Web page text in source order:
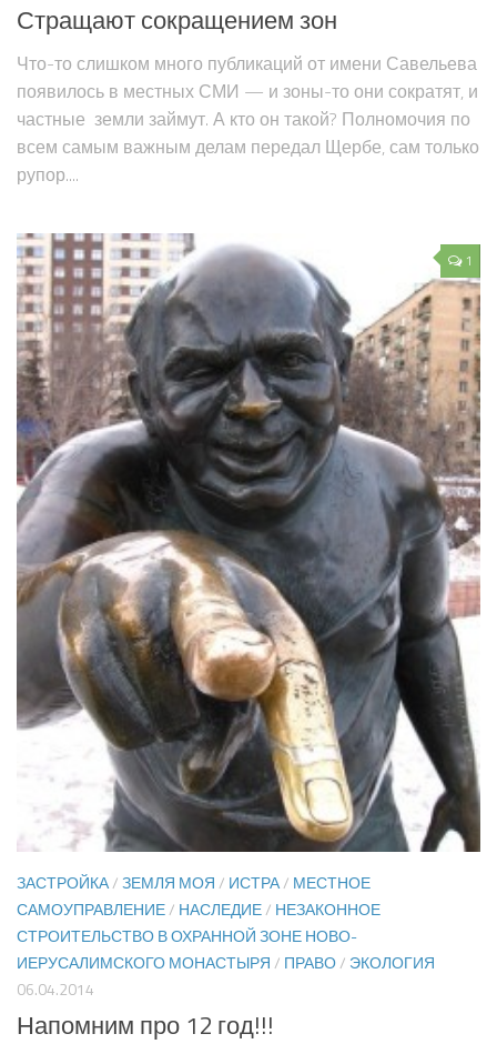
Стращают сокращением зон
Что-то слишком много публикаций от имени Савельева
появилось в местных СМИ — и зоны-то они сократят, и
частные земли займут. А кто он такой? Полномочия по
всем самым важным делам передал Щербе, сам только
рупор....
1
ЗАСТРОЙКА/ЗЕМЛЯ МОЯ/ ИСТРА/ МЕСТНОЕ
САМОУПРАВЛЕНИЕ/ НАСЛЕДИЕ/ НЕЗАКОННОЕ
СТРОИТЕЛЬСТВО В ОХРАННОЙ ЗОНЕ НОВО-
ИЕРУСАЛИМСКОГО МОНАСТЫРЯ/ ПРАВО/ ЭКОЛОГИЯ
06.04.2014
Напомним про 12 год!!!